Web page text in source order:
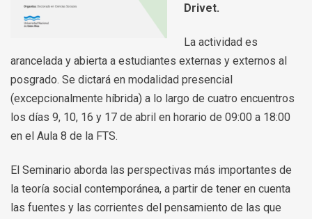
Drivet.
La actividad es
arancelada y abierta a estudiantes externas y externos al
posgrado. Se dictará en modalidad presencial
(excepcionalmente híbrida) a lo largo de cuatro encuentros
los días 9, 10, 16 y 17 de abril en horario de 09:00 a 18:00
en el Aula 8 de la FTS.
El Seminario aborda las perspectivas más importantes de
la teoría social contemporánea, a partir de tener en cuenta
las fuentes y las corrientes del pensamiento de las que